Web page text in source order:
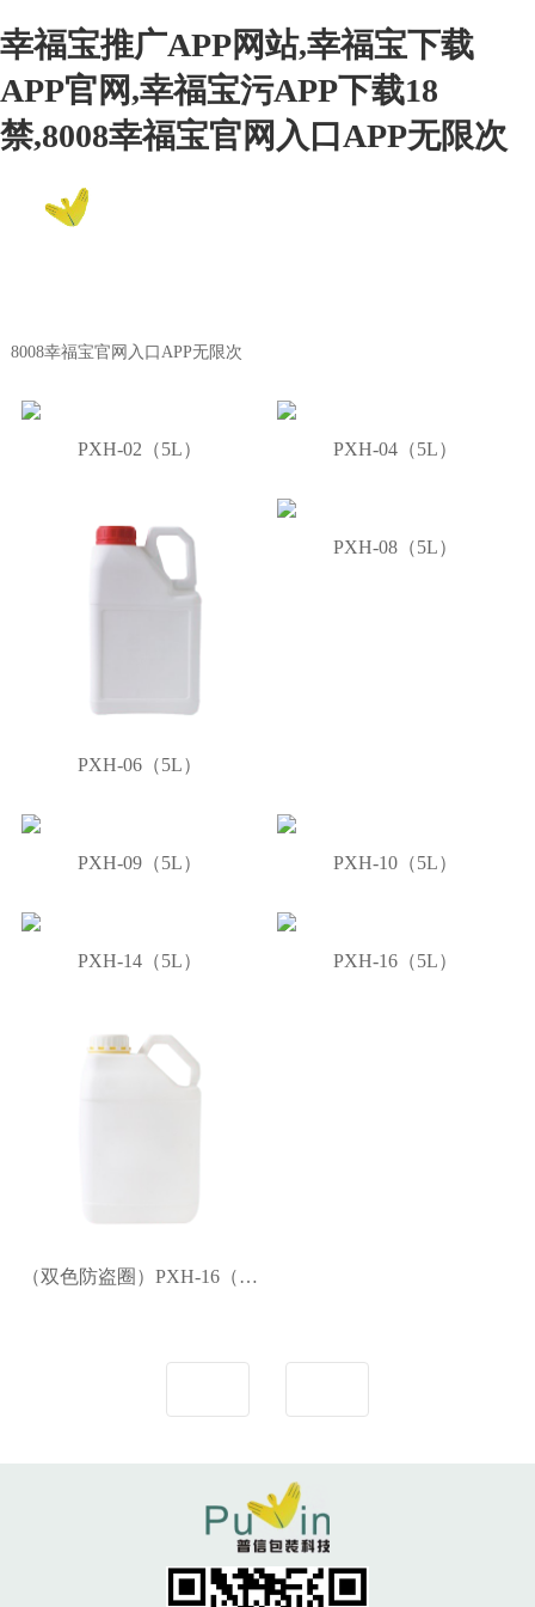
幸福宝推广APP网站,幸福宝下载
APP官网,幸福宝污APP下载18
禁,8008幸福宝官网入口APP无限次
8008幸福宝官网入口APP无限次
PXH-02（5L） PXH-04（5L）
PXH-06（5L）
PXH-08（5L）
PXH-09（5L） PXH-10（5L）
PXH-14（5L） PXH-16（5L）
（双色防盗圈）PXH-16（5L）